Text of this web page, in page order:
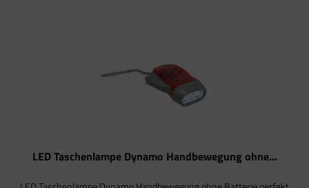
LED Taschenlampe Dynamo Handbewegung ohne...